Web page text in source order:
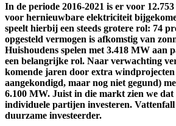
In de periode 2016-2021 is er voor
voor hernieuwbare elektriciteit
speelt hierbij een steeds grotere rol: 74
opgesteld vermogen is afkomstig van
Huishoudens spelen met 3.418 MW aan
een belangrijke rol. Naar verwachting
komende jaren door extra windprojecten
aangekondigd, maar nog niet gegund)
6.100 MW. Juist in die markt zien we dat
individuele partijen investeren. Vattenfall
duurzame investeerder.